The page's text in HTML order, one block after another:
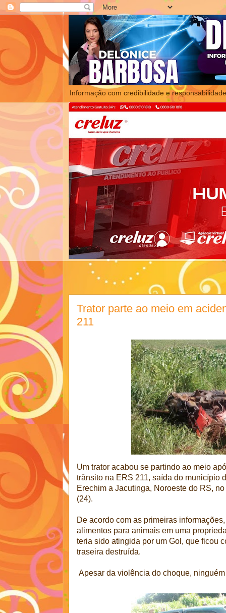
Informação com credibilidade e
Trator parte ao meio em
211
Um trator acabou se partindo ao meio
trânsito na ERS 211, saída do município
Erechim a Jacutinga, Noroeste do RS,
(24).
De acordo com as primeiras
alimentos para animais em uma
teria sido atingida por um Gol, que ficou
traseira destruída.
Apesar da violência do choque,